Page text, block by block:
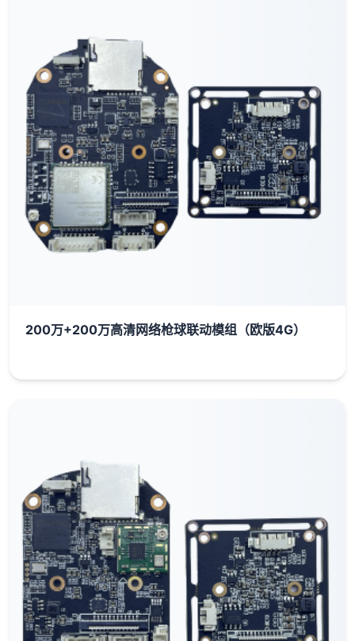
200万+200万高清网络枪球联动模组（欧版4G）